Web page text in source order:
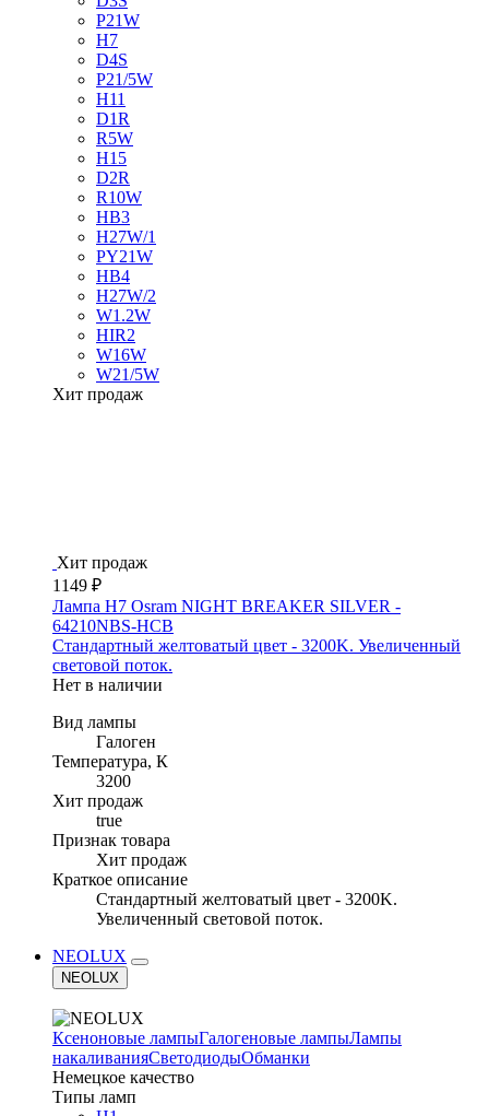
P21W
H7
D4S
P21/5W
H11
D1R
R5W
H15
D2R
R10W
HB3
H27W/1
PY21W
HB4
H27W/2
W1.2W
HIR2
W16W
W21/5W
Хит продаж
Хит продаж
1149 ₽
Лампа H7 Osram NIGHT BREAKER SILVER -
64210NBS-HCB
Стандартный желтоватый цвет - 3200K. Увеличенный
световой поток.
Нет в наличии
Вид лампы
Галоген
Температура, К
3200
Хит продаж
true
Признак товара
Хит продаж
Краткое описание
Стандартный желтоватый цвет - 3200K.
Увеличенный световой поток.
NEOLUX
NEOLUX
Ксеноновые лампыГалогеновые лампыЛампы
накаливанияСветодиодыОбманки
Немецкое качество
Типы ламп